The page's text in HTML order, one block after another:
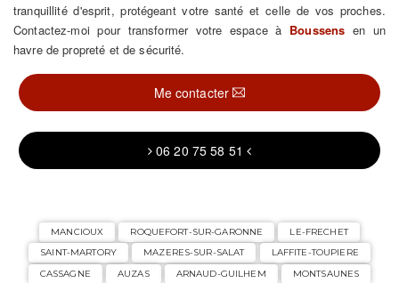
tranquillité d'esprit, protégeant votre santé et celle de vos proches.
Contactez-moi pour transformer votre espace à Boussens en un
havre de propreté et de sécurité.
Me contacter
06 20 75 58 51
MANCIOUX ROQUEFORT-SUR-GARONNE
LE-FRECHET
SAINT-MARTORY
MAZERES-SUR-SALAT
LAFFITE-TOUPIERE
CASSAGNE
AUZAS ARNAUD-GUILHEM MONTSAUNES